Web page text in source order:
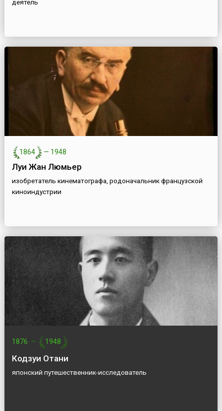
деятель
1864 — 1948
Луи Жан Люмьер
изобретатель кинематографа, родоначальник французской
киноиндустрии
1876 — 1948
Кодзуи Отани
японский путешественник-исследователь